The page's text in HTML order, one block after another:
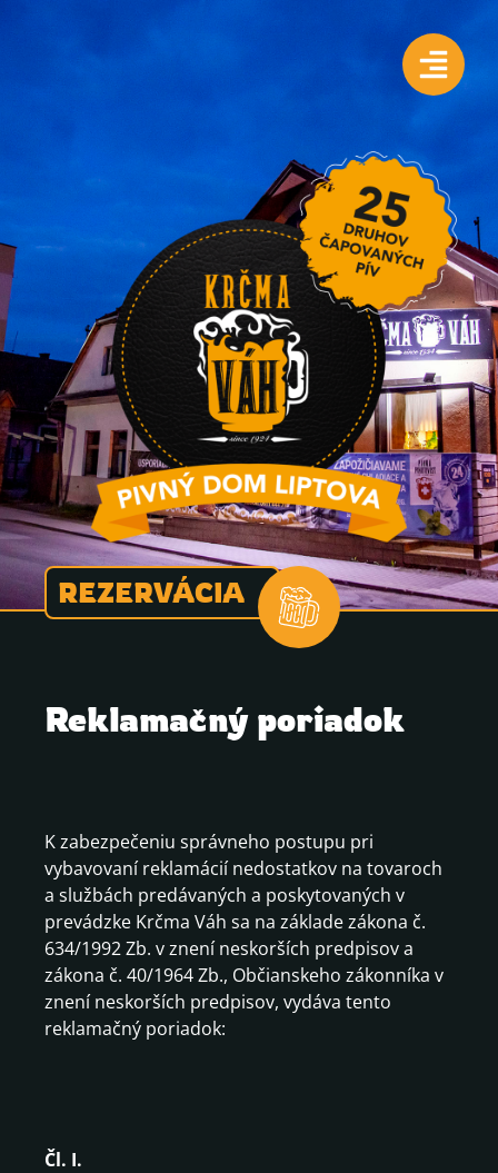
REZERVÁCIA
Reklamačný poriadok
K zabezpečeniu správneho postupu pri
vybavovaní reklamácií nedostatkov na tovaroch
a službách predávaných a poskytovaných v
prevádzke Krčma Váh sa na základe zákona č.
634/1992 Zb. v znení neskorších predpisov a
zákona č. 40/1964 Zb., Občianskeho zákonníka v
znení neskorších predpisov, vydáva tento
reklamačný poriadok:
Čl. I.